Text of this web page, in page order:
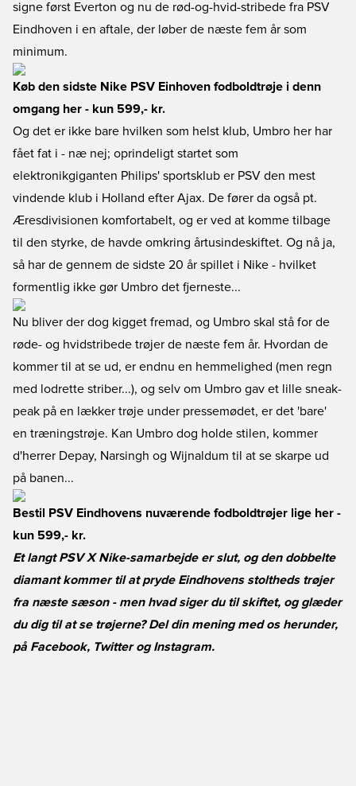
signe først Everton og nu de rød-og-hvid-stribede fra PSV
Eindhoven i en aftale, der løber de næste fem år som
minimum.
Køb den sidste Nike PSV Einhoven fodboldtrøje i denn
omgang her - kun 599,- kr.
Og det er ikke bare hvilken som helst klub, Umbro her har
fået fat i - næ nej; oprindeligt startet som
elektronikgiganten Philips' sportsklub er PSV den mest
vindende klub i Holland efter Ajax. De fører da også pt.
Æresdivisionen komfortabelt, og er ved at komme tilbage
til den styrke, de havde omkring årtusindeskiftet. Og nå ja,
så har de gennem de sidste 20 år spillet i Nike - hvilket
formentlig ikke gør Umbro det fjerneste...
Nu bliver der dog kigget fremad, og Umbro skal stå for de
røde- og hvidstribede trøjer de næste fem år. Hvordan de
kommer til at se ud, er endnu en hemmelighed (men regn
med lodrette striber...), og selv om Umbro gav et lille sneak-
peak på en lækker trøje under pressemødet, er det 'bare'
en træningstrøje. Kan Umbro dog holde stilen, kommer
d'herrer Depay, Narsingh og Wijnaldum til at se skarpe ud
på banen...
Bestil PSV Eindhovens nuværende fodboldtrøjer lige her -
kun 599,- kr.
Et langt PSV X Nike-samarbejde er slut, og den dobbelte
diamant kommer til at pryde Eindhovens stoltheds trøjer
fra næste sæson - men hvad siger du til skiftet, og glæder
du dig til at se trøjerne? Del din mening med os herunder,
på Facebook, TwitterogInstagram.